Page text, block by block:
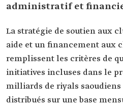
administratif et
La stratégie de soutien aux
aide et un financement aux
remplissent les critères de
initiatives incluses dans le
milliards de riyals saoudiens
distribués sur une base